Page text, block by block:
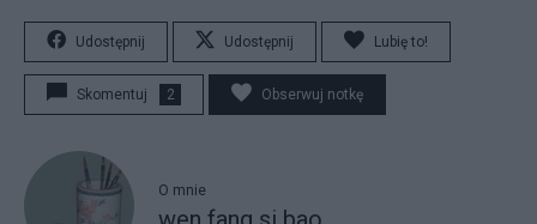
Udostępnij Udostępnij Lubię to!
Skomentuj 2 Obserwuj notkę
O mnie